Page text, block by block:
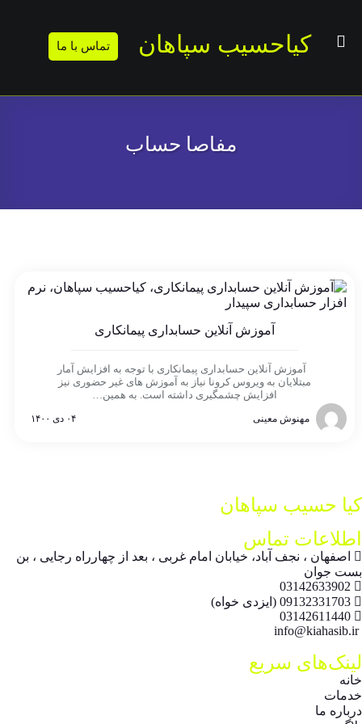
کیاحسیب سپاهان تماس با ما
مفاصا حساب
آموزش آنلاین حسابداری پیمانکاری
آموزش آنلاین حسابداری پیمانکاری با توجه به افزایش آمار
مبتلایان به ویروس کرونا نیاز به آموزش های غیر حضوری نیز
افزایش چشمگیری داشته است. به همین…
مهنوش معینی ۰۴ دی ۱۴۰۰
کیا حسیب سپاهان
اطلاعات تماس
اصفهان ، نجف آباد، خیابان امام غربی ، بعد از چهارراه رجایی ، بن
بست جوان
03142633902
09132331703 (ایزدی خواه)
03142611440
info@kiahasib.ir
لینک‌های سریع
خانه
خدمات
درباره ما